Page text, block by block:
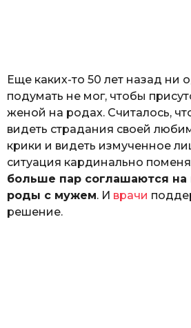
р
к
л
ю
к
Еще каких-то 50 лет назад ни
подумать не мог, чтобы
женой на родах. Считалось,
видеть страдания своей
крики и видеть измученное
ситуация кардинально
больше пар соглашаются на
роды с мужем. И врачи
решение.